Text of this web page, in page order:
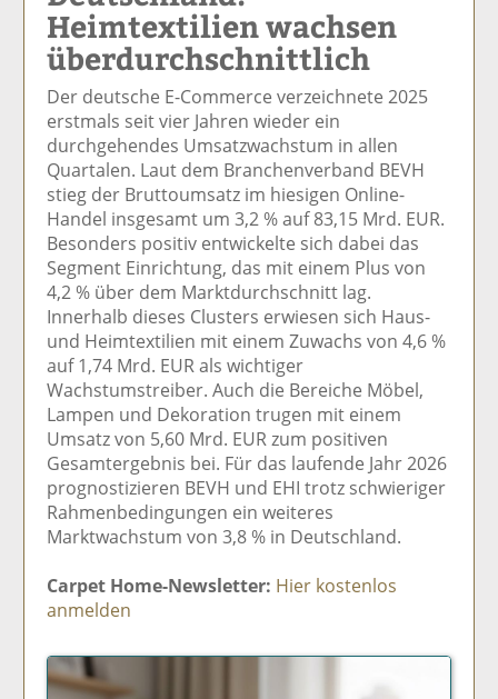
el
a
uf
F
e
b
o
o
k
te
il
e
n
el
t
wi
tt
n
el
a
Li
k
e
di
n
te
il
n
E
l
er
se
n
e
n
Heimtextilien wachsen
überdurchschnittlich
Der deutsche E-Commerce verzeichnete 2025
erstmals seit vier Jahren wieder ein
durchgehendes Umsatzwachstum in allen
Quartalen. Laut dem Branchenverband BEVH
stieg der Bruttoumsatz im hiesigen Online-
Handel insgesamt um 3,2 % auf 83,15 Mrd. EUR.
Besonders positiv entwickelte sich dabei das
Segment Einrichtung, das mit einem Plus von
4,2 % über dem Marktdurchschnitt lag.
Innerhalb dieses Clusters erwiesen sich Haus-
und Heimtextilien mit einem Zuwachs von 4,6 %
auf 1,74 Mrd. EUR als wichtiger
Wachstumstreiber. Auch die Bereiche Möbel,
Lampen und Dekoration trugen mit einem
Umsatz von 5,60 Mrd. EUR zum positiven
Gesamtergebnis bei. Für das laufende Jahr 2026
prognostizieren BEVH und EHI trotz schwieriger
Rahmenbedingungen ein weiteres
Marktwachstum von 3,8 % in Deutschland.
Carpet Home-Newsletter: Hier kostenlos
anmelden